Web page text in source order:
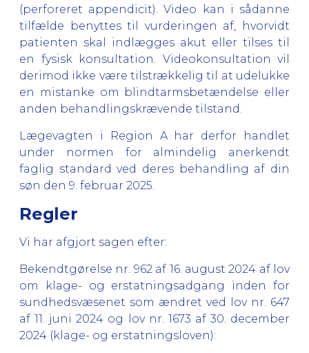
(perforeret appendicit). Video kan i sådanne
tilfælde benyttes til vurderingen af, hvorvidt
patienten skal indlægges akut eller tilses til
en fysisk konsultation. Videokonsultation vil
derimod ikke være tilstrækkelig til at udelukke
en mistanke om blindtarmsbetændelse eller
anden behandlingskrævende tilstand.
Lægevagten i Region A har derfor handlet
under normen for almindelig anerkendt
faglig standard ved deres behandling af din
søn den 9. februar 2025.
Regler
Vi har afgjort sagen efter:
Bekendtgørelse nr. 962 af 16. august 2024 af lov
om klage- og erstatningsadgang inden for
sundhedsvæsenet som ændret ved lov nr. 647
af 11. juni 2024 og lov nr. 1673 af 30. december
2024 (klage- og erstatningsloven):